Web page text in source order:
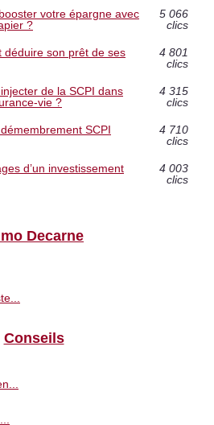
votre épargne avec
?
5 066
clics
déduire son prêt de ses
4 801
clics
de la SCPI dans
vie ?
4 315
clics
SCPI
4 710
clics
d’un investissement
4 003
clics
Decarne
Conseils